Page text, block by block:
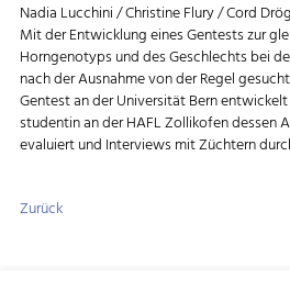
Nadia Lucchini / Christine Flury / Cord
Mit der Entwicklung eines Gentests zur
Horngenotyps und des Geschlechts bei
nach der Ausnahme von der Regel
Gentest an der Universität Bern
studentin an der HAFL Zollikofen dessen
evaluiert und Interviews mit Züchtern
Zurück